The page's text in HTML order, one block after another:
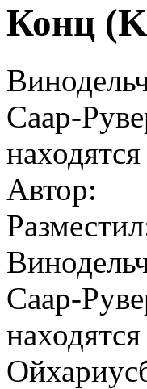
Конц
Саар-
Автор:
Саар-